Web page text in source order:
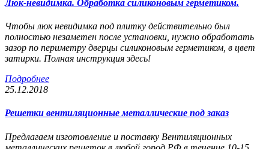
Люк-невидимка. Обработка силиконовым герметиком.
Чтобы люк невидимка под плитку действительно был
полностью незаметен после установки, нужно обработать
зазор по периметру дверцы силиконовым герметиком, в цвет
затирки. Полная инструкция здесь!
Подробнее
25.12.2018
Решетки вентиляционные металлические под заказ
Предлагаем изготовление и поставку Вентиляционных